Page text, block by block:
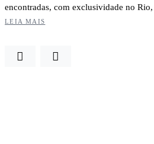
encontradas, com exclusividade no
LEIA MAIS